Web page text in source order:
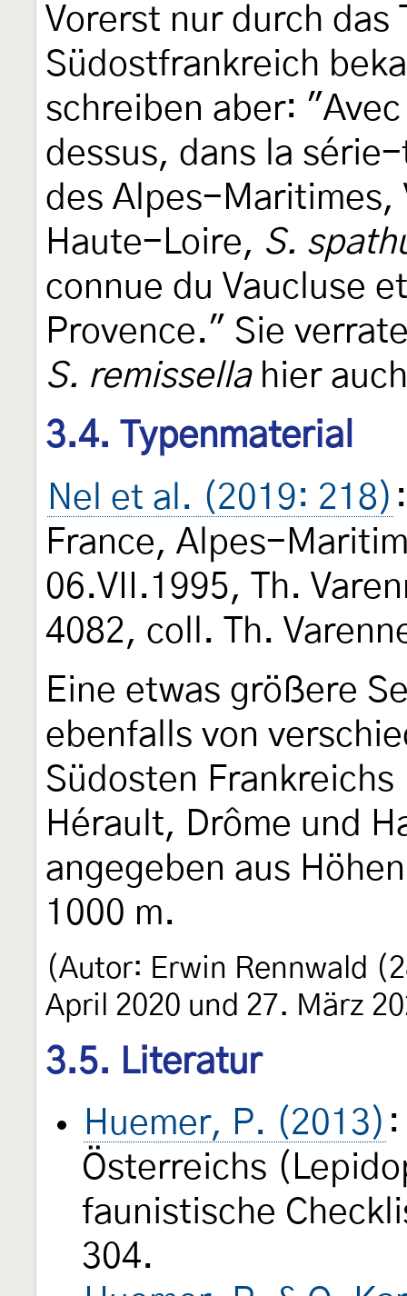
Vorerst nur durch das
Südostfrankreich
schreiben aber:
dessus, dans la
des Alpes-Maritimes,
Haute-Loire, S.
connue du Vaucluse
Provence." Sie
S. remissellahier
3.4. Typenmaterial
Nel et al. (2019: 218)
France, Alpes-
06.VII.1995, Th.
4082, coll. Th.
Eine etwas größere
ebenfalls von
Südosten
Hérault, Drôme und
angegeben aus
1000 m.
(Autor: Erwin Rennwald
April 2020 und 27. März
3.5. Literatur
Huemer, P. (2013)
Österreichs
faunistische
304.